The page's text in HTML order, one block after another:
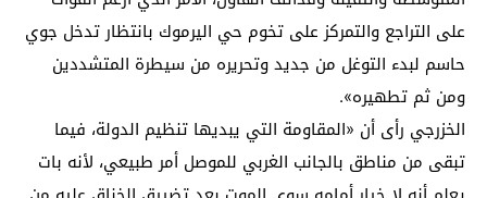
على التراجع والتمركز على تخوم حي اليرموك بانتظار تدخل جوي
حاسم لبدء التوغل من جديد وتحريره من سيطرة المتشددين
ومن ثم تطهيره».
الخزرجي رأى أن «المقاومة التي يبديها تنظيم الدولة، فيما
تبقى من مناطق بالجانب الغربي للموصل أمر طبيعي، لأنه بات